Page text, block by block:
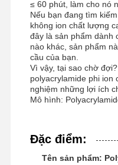
≤ 60 phút, làm cho nó
Nếu bạn đang tìm
không ion chất lượng
đây là sản phẩm dành
nào khác, sản phẩm
cầu của bạn.
Vì vậy, tại sao chờ
polyacrylamide phi ion
nghiệm những lợi ích
Mô hình:
Đặc điểm:
Tên sản phẩm: